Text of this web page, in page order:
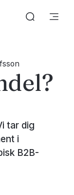
tar dig
i
B2B-